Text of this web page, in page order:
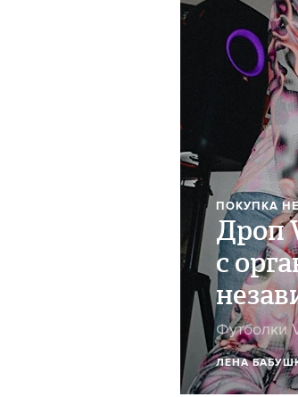
ПОКУПКА
Дроп
с
Футболки
ЛЕНА